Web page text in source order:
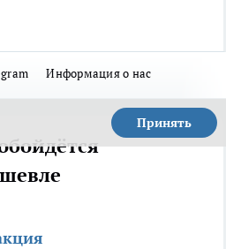
Информация о нас
Принять